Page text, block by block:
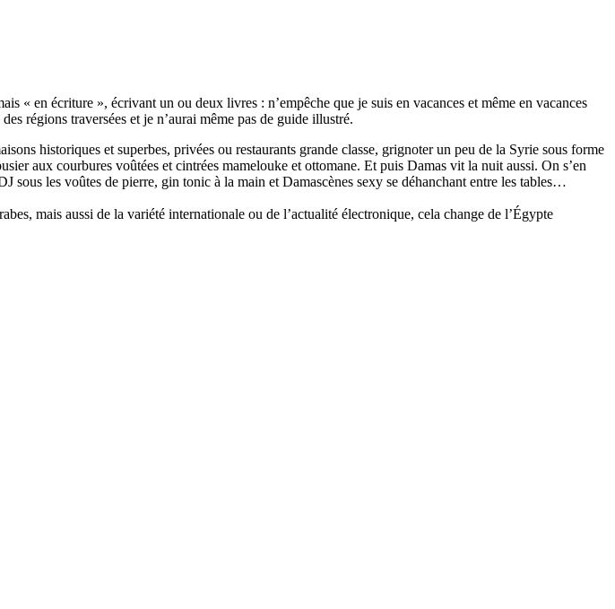
« en écriture », écrivant un ou deux livres : n’empêche que je suis en vacances et même en vacances
régions traversées et je n’aurai même pas de guide illustré.
historiques et superbes, privées ou restaurants grande classe, grignoter un peu de la Syrie sous forme
aux courbures voûtées et cintrées mamelouke et ottomane. Et puis Damas vit la nuit aussi. On s’en
sous les voûtes de pierre, gin tonic à la main et Damascènes sexy se déhanchant entre les tables…
mais aussi de la variété internationale ou de l’actualité électronique, cela change de l’Égypte